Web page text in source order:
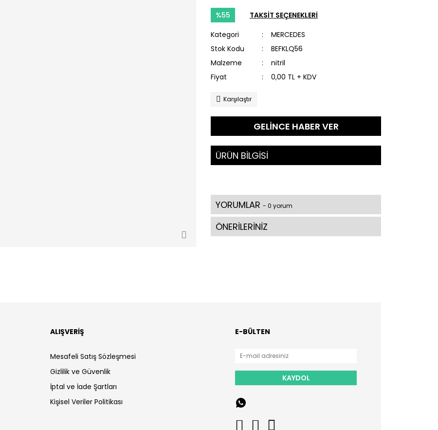
%55 TAKSİT SEÇENEKLERİ
Kategori
MERCEDES
Stok Kodu
BEFKLQ56
Malzeme
nitril
Fiyat
0,00 TL + KDV
Karşılaştır
GELİNCE HABER VER
ÜRÜN BİLGİSİ
YORUMLAR - 0 yorum
ÖNERİLERİNİZ
ALIŞVERİŞ
Mesafeli Satış Sözleşmesi
Gizlilik ve Güvenlik
İptal ve İade Şartları
Kişisel Veriler Politikası
E-BÜLTEN
KAYDOL